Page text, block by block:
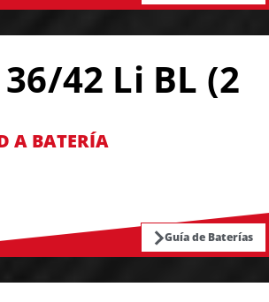
36/42 Li BL (2
A BATERÍA
Guía de Baterías